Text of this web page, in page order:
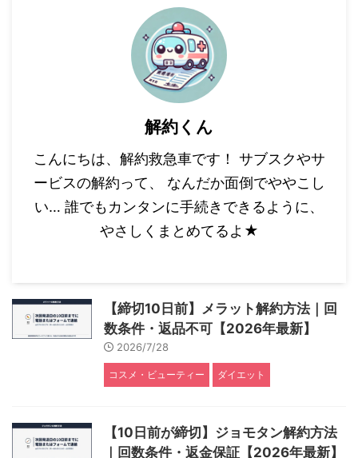
解約くん
こんにちは、解約救急車です！ サブスクやサ
ービスの解約って、 なんだか面倒でややこし
い… 誰でもカンタンに手続きできるように、
やさしくまとめてるよ★
【締切10日前】メラット解約方法｜回
数条件・返品不可【2026年最新】
2026/7/28
コスメ・ビューティー ダイエット
【10日前が締切】ジョモタン解約方法
｜回数条件・返金保証【2026年最新】